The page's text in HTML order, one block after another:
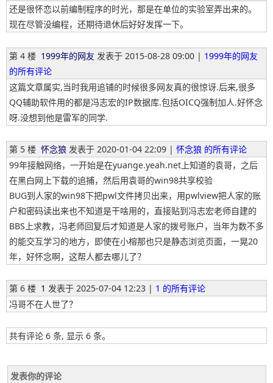
还是很怀恋以前编制程序的时光，那是在单位的实验室弄出来的。
现在尽管没编程，还期待退休后好好发挥一下。
第 4 楼 1999年的网友 发表于 2015-08-28 09:00 | 1999年的网友
的所有评论
这篇文章属实,当时我用追铺的时候很多网友真的很惊讶.后来,很多
QQ辅助软件用的都是冯志宏的IP数据库.包括OICQ强制加人.好怀念
呀.没想到他是雷军的同学.
第 5 楼 怀念狼 发表于 2020-01-04 22:09 | 怀念狼 的所有评论
99年接触网络，一开始是在yuange.yeah.net上知道的袁哥，之后
在黑白网上下载的追捕，然后用袁哥的win98共享校验
BUG到人家的win98下把pwl文件拷贝出来，用pwlview把人家的账
户和密码读出来也不知道是干啥用的，直接贴到冯志宏老师自建的
BBS上求教，冯老师回复后才知道是人家的拨号账户，当年为数不多
的能交互学习的地方，即使在小榕那也只是静态浏览页面，一晃20
年，好怀念啊，这帮人都去哪儿了？
第 6 楼 1 发表于 2025-07-04 12:23 | 1 的所有评论
冯哥不在人世了？
共有评论 6 条, 显示 6 条。
发表你的评论